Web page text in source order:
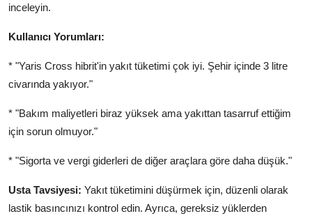
inceleyin.
Kullanıcı Yorumları:
* "Yaris Cross hibrit'in yakıt tüketimi çok iyi. Şehir içinde 3 litre
civarında yakıyor."
* "Bakım maliyetleri biraz yüksek ama yakıttan tasarruf ettiğim
için sorun olmuyor."
* "Sigorta ve vergi giderleri de diğer araçlara göre daha düşük."
Usta Tavsiyesi: Yakıt tüketimini düşürmek için, düzenli olarak
lastik basıncınızı kontrol edin. Ayrıca, gereksiz yüklerden